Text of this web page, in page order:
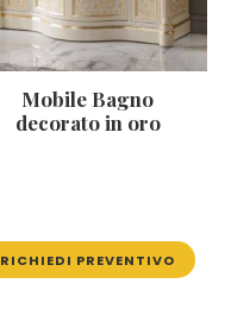
Mobile Bagno
decorato in oro
RICHIEDI PREVENTIVO